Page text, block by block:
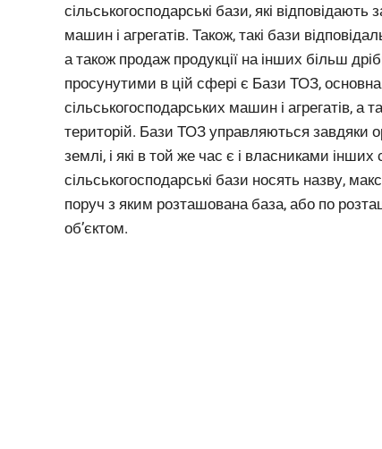
сільськогосподарські бази, які
машин і агрегатів. Також, такі бази
а також продаж продукції на інших більш
просунутими в цій сфері є Бази ТОЗ,
сільськогосподарських машин і агрегатів, а
територій. Бази ТОЗ управляються завдяки
землі, і які в той же час є і власниками
сільськогосподарські бази носять назву,
поруч з яким розташована база, або по
об’єктом.